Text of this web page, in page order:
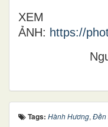
XEM
ẢNH: https://
Tags: Hành Hương, Đền